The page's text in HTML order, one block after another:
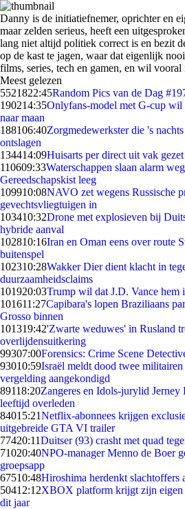
Danny is de initiatiefnemer, oprichter en
maar zelden serieus, heeft een
lang niet altijd politiek correct is en bezit
op de kast te jagen, waar dat eigenlijk
films, series, tech en gamen, en wil
Meest gelezen
5521822:45Random Pics van de Dag
190214:35Onlyfans-model met G-cup wil
naar maan
188106:40Zorgmedewerkster die 's
ontslagen
134414:09Huisarts per direct uit vak
110609:33Waterschappen slaan alarm
Gereedschapskist leeg
109910:08NAVO zet wegens Russische
gevechtsvliegtuigen in
103410:32Drone met explosieven bij
hybride aanval
102810:16Iran en Oman eens over route
buitenspel
102310:28Wakker Dier dient klacht in
duurzaamheidsclaims
101920:03Trump wil dat J.D. Vance hem
101611:27Capibara's lopen Braziliaans
Grosso binnen
101319:42'Zwarte weduwes' in Rusland
overlijdensuitkering
99307:00Forensics: Crime Scene
93010:59Israël meldt dood twee
vergelding aangekondigd
89118:20Zangeres en Idols-jurylid Jerney
leeftijd overleden
84015:21Netflix-abonnees krijgen
uitgebreide GTA VI trailer
77420:11Duitser (93) crasht met quad
71020:40NPO-manager Menno de Boer
groepsapp
67510:48Hiroshima herdenkt slachtoffers
50412:12XBOX platform krijgt zijn eigen
dit jaar